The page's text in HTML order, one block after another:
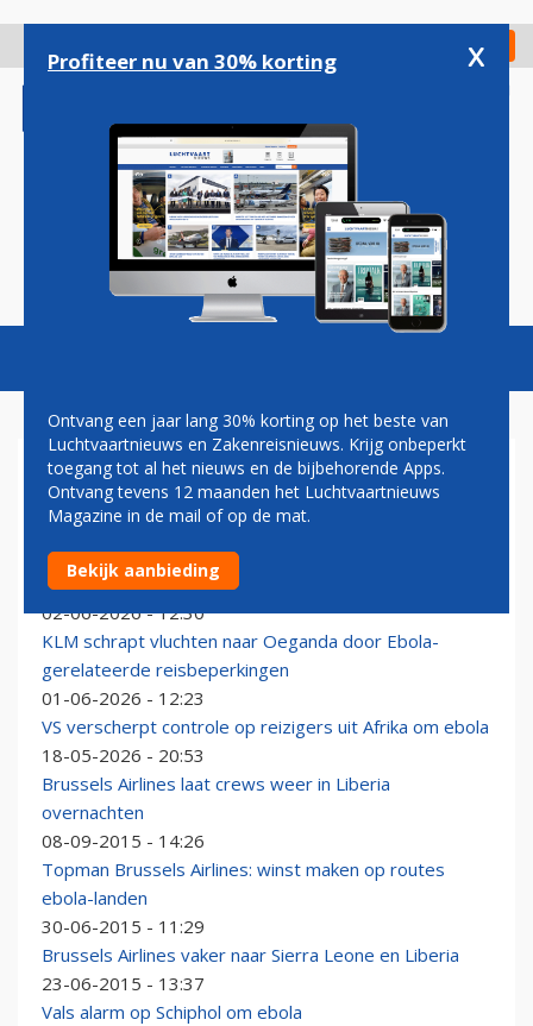
gaan
Check in
Magazine Podcasts Vacatures
EBOLA
Luchthaven Kinshasa heropend, maatregelen tegen
ebola blijven van kracht
02-06-2026 - 12:30
KLM schrapt vluchten naar Oeganda door Ebola-
gerelateerde reisbeperkingen
01-06-2026 - 12:23
VS verscherpt controle op reizigers uit Afrika om ebola
18-05-2026 - 20:53
Brussels Airlines laat crews weer in Liberia
overnachten
08-09-2015 - 14:26
Topman Brussels Airlines: winst maken op routes
ebola-landen
30-06-2015 - 11:29
Brussels Airlines vaker naar Sierra Leone en Liberia
23-06-2015 - 13:37
Vals alarm op Schiphol om ebola
Profiteer nu van 30% korting x
Ontvang een jaar lang 30% korting op het beste van
Luchtvaartnieuws en Zakenreisnieuws. Krijg onbeperkt
toegang tot al het nieuws en de bijbehorende Apps.
Ontvang tevens 12 maanden het Luchtvaartnieuws
Magazine in de mail of op de mat.
Bekijk aanbieding